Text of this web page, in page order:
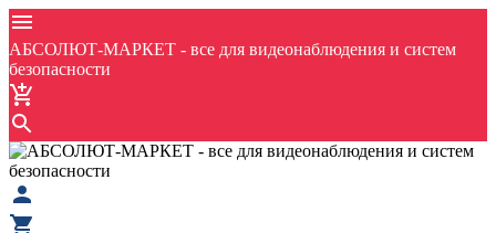
АБСОЛЮТ-МАРКЕТ - все для видеонаблюдения и систем
безопасности